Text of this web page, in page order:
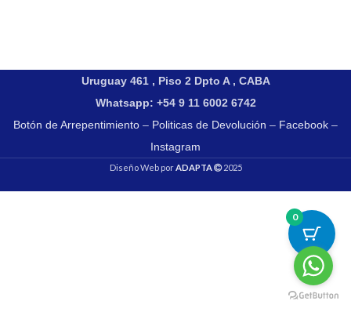
Uruguay 461 , Piso 2 Dpto A , CABA
Whatsapp: +54 9 11 6002 6742
Botón de Arrepentimiento – Politicas de Devolución – Facebook –
Instagram
Diseño Web porADAPTA 2025
0